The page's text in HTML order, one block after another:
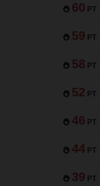
60 PT
59 PT
58 PT
52 PT
46 PT
44 PT
39 PT